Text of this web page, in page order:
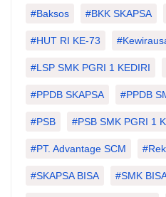
#Baksos #BKK SKAPSA
#HUT RI KE-73
#LSP SMK PGRI 1 KEDIRI
#PPDB SKAPSA #PPDB
#PSB #PSB SMK PGRI 1
#PT. Advantage SCM
#SKAPSA BISA #SMK